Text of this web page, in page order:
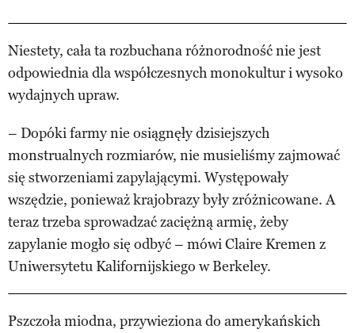
Niestety, cała ta rozbuchana różnorodność nie jest
odpowiednia dla współczesnych monokultur i wysoko
wydajnych upraw.
– Dopóki farmy nie osiągnęły dzisiejszych
monstrualnych rozmiarów, nie musieliśmy zajmować
się stworzeniami zapylającymi. Występowały
wszędzie, ponieważ krajobrazy były zróżnicowane. A
teraz trzeba sprowadzać zaciężną armię, żeby
zapylanie mogło się odbyć – mówi Claire Kremen z
Uniwersytetu Kalifornijskiego w Berkeley.
Pszczoła miodna, przywieziona do amerykańskich